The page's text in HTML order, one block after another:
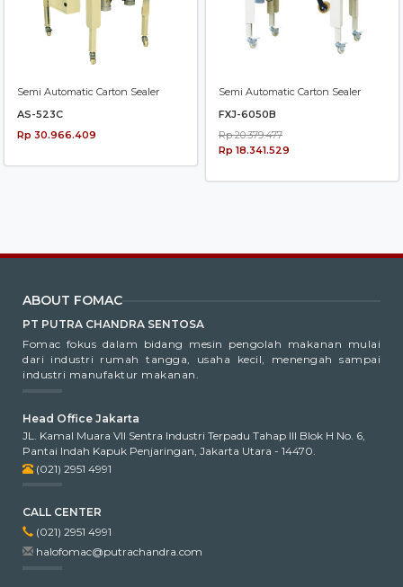
Semi Automatic Carton Sealer
AS-523C
Rp 30.966.409
Semi Automatic Carton Sealer
FXJ-6050B
Rp 20.379.477
Rp 18.341.529
ABOUT FOMAC
PT PUTRA CHANDRA SENTOSA
Fomac fokus dalam bidang mesin pengolah makanan mulai
dari industri rumah tangga, usaha kecil, menengah sampai
industri manufaktur makanan.
Head Office Jakarta
JL. Kamal Muara VII Sentra Industri Terpadu Tahap III Blok H No. 6,
Pantai Indah Kapuk Penjaringan, Jakarta Utara - 14470.
(021) 2951 4991
CALL CENTER
(021) 2951 4991
halofomac@putrachandra.com